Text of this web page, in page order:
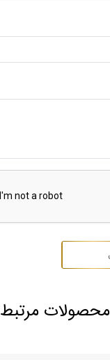
محصولات مرتبط